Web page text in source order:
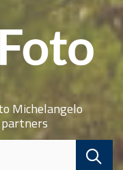
Michelangelo